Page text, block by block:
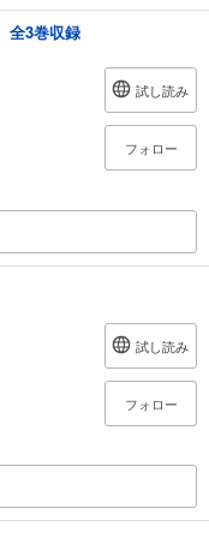
3巻収録
試し読み
フォロー
試し読み
フォロー